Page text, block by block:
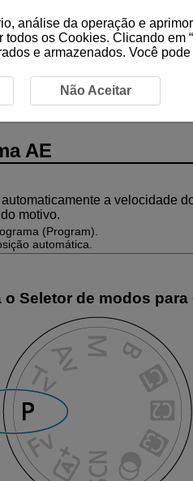
AE
a velocidade
motivo.
(Program).
automática.
o Seletor de modos para
análise da operação e
todos os Cookies. Clicando em “
e armazenados. Você
Não Aceitar